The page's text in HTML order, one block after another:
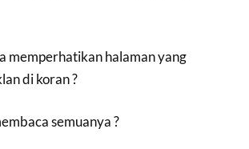
memperhatikan halaman yang
di koran ?
semuanya ?